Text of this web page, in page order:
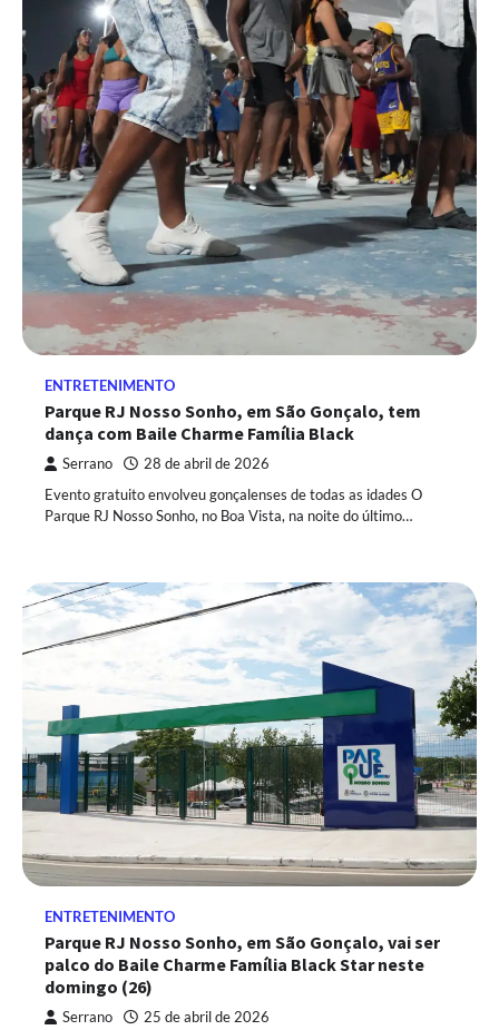
ENTRETENIMENTO
Parque RJ Nosso Sonho, em São Gonçalo, tem
dança com Baile Charme Família Black
Serrano 28 de abril de 2026
Evento gratuito envolveu gonçalenses de todas as idades O
Parque RJ Nosso Sonho, no Boa Vista, na noite do último…
ENTRETENIMENTO
Parque RJ Nosso Sonho, em São Gonçalo, vai ser
palco do Baile Charme Família Black Star neste
domingo (26)
Serrano 25 de abril de 2026